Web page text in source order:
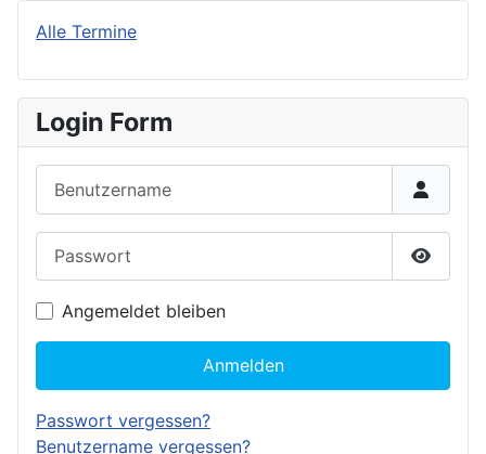
Alle Termine
Login Form
Angemeldet bleiben
Anmelden
Passwort vergessen?
Benutzername vergessen?